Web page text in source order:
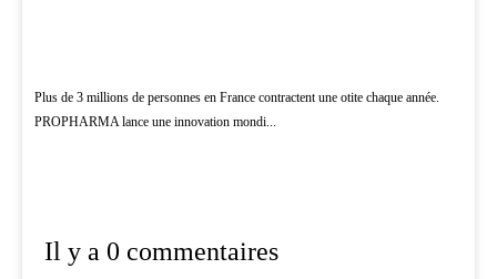
Plus de 3 millions de personnes en France contractent une otite chaque année.
PROPHARMA lance une innovation mondi...
Il y a 0 commentaires